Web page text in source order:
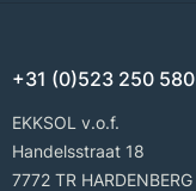
+31 (0)523 250 580
EKKSOL v.o.f.
Handelsstraat 18
7772 TR HARDENBERG